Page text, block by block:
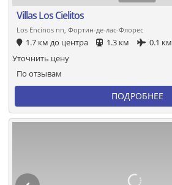
Villas Los Cielitos
Los Encinos nn, Фортин-де-лас-Флорес
1.7 км до центра 1.3 км 0.1 км
По отзывам
Уточнить цену
ПОДРОБНЕЕ